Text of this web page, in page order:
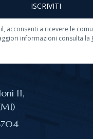
ISCRIVITI
acconsenti a ricevere le
informazioni consulta la
11,